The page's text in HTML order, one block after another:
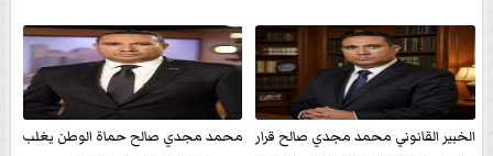
الخبير القانوني محمد مجدي صالح قرار
محمد مجدي صالح حماة الوطن يغلب